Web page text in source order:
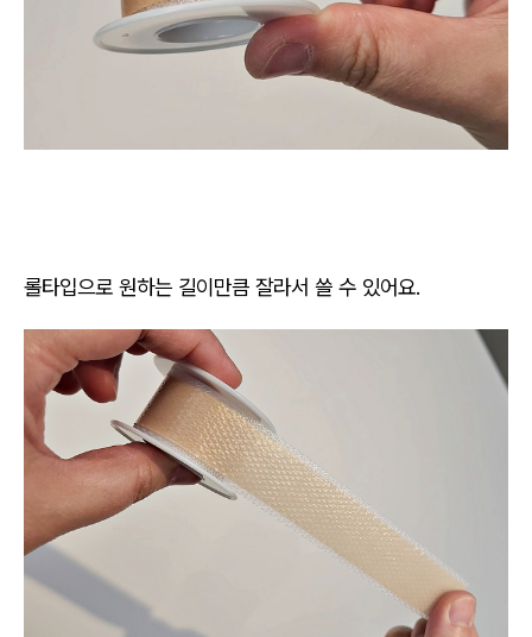
롤타입으로 원하는 길이만큼 잘라서 쓸 수 있어요.